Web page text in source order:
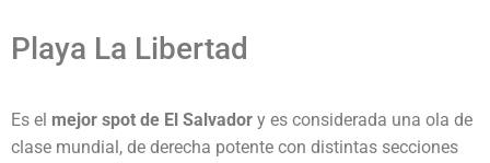
Playa La Libertad
Es el mejor spot de El Salvador y es considerada una ola de
clase mundial, de derecha potente con distintas secciones